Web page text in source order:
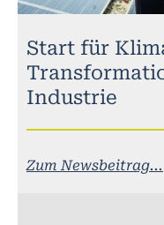
Start für
Industrie
Zum Newsbeitrag...